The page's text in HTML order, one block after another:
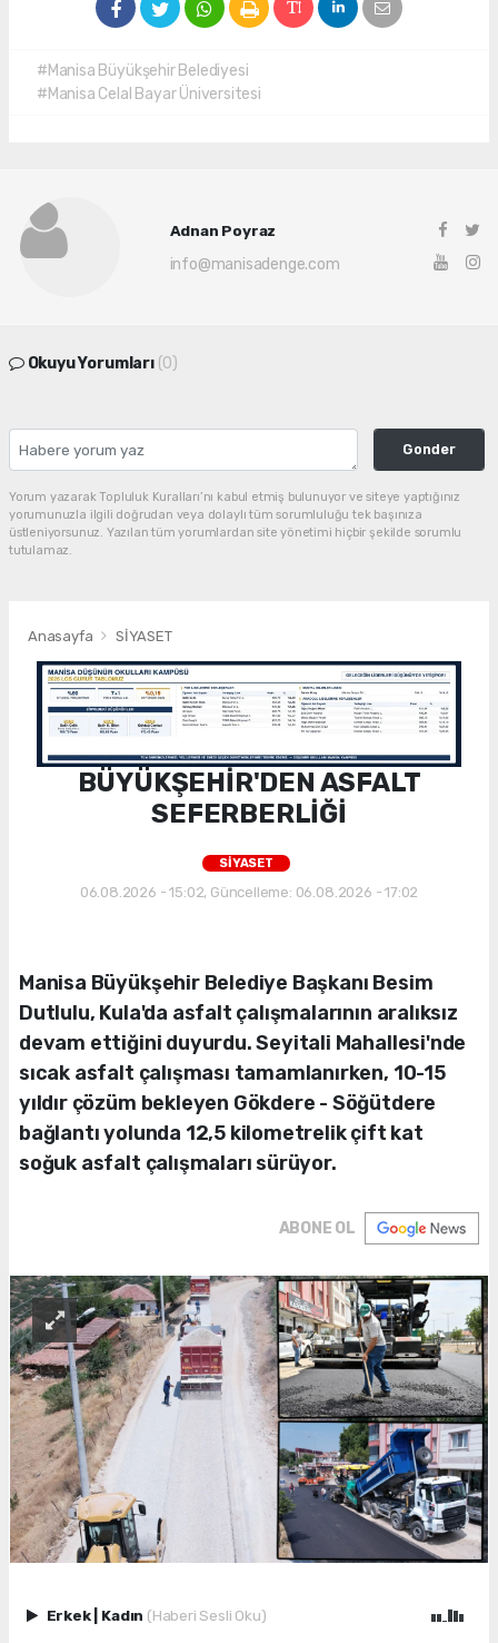
#Manisa Büyükşehir Belediyesi
#Manisa Celal Bayar Üniversitesi
Adnan Poyraz
info@manisadenge.com
Okuyu Yorumları (0)
Gonder
Yorum yazarak Topluluk Kuralları’nı kabul etmiş bulunuyor ve siteye yaptığınız
yorumunuzla ilgili doğrudan veya dolaylı tüm sorumluluğu tek başınıza
üstleniyorsunuz. Yazılan tüm yorumlardan site yönetimi hiçbir şekilde sorumlu
tutulamaz.
Anasayfa SİYASET
BÜYÜKŞEHİR'DEN ASFALT
SEFERBERLİĞİ
SİYASET
06.08.2026 - 15:02, Güncelleme: 06.08.2026 - 17:02
Manisa Büyükşehir Belediye Başkanı Besim
Dutlulu, Kula'da asfalt çalışmalarının aralıksız
devam ettiğini duyurdu. Seyitali Mahallesi'nde
sıcak asfalt çalışması tamamlanırken, 10-15
yıldır çözüm bekleyen Gökdere - Söğütdere
bağlantı yolunda 12,5 kilometrelik çift kat
soğuk asfalt çalışmaları sürüyor.
ABONE OL
Erkek Kadın (Haberi Sesli Oku)